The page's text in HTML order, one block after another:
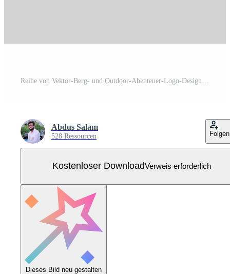
Abdus Salam
528 Ressourcen Folgen
Kostenloser DownloadVerweis erforderlich
Dieses Bild neu gestalten